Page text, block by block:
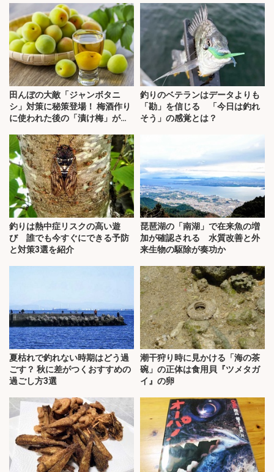
田んぼの大敵「ジャンボタニ
シ」対策に秘策登場！ 梅酒作り
に使われた後の「漬け梅」が効
釣りのベテランはデータよりも
「勘」を信じる 「今日は釣れ
そう」の感覚とは？
釣りは熱中症リスクの高い遊
び 誰でも今すぐにできる予防
と対策3選を紹介
琵琶湖の「南湖」で在来魚の増
加が確認される 水質改善と外
来生物の駆除が奏功か
夏枯れで釣れない時期はどう過
ごす？ 秋に差がつくおすすめの
過ごし方3選
潮干狩り時に見かける「海の茶
碗」の正体は食用貝『ツメタガ
イ』の卵